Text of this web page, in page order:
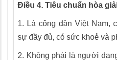
Điều 4. Tiêu chuẩn hòa
1. Là công dân Việt Nam,
sự đầy đủ, có sức khoẻ và
2. Không phải là người